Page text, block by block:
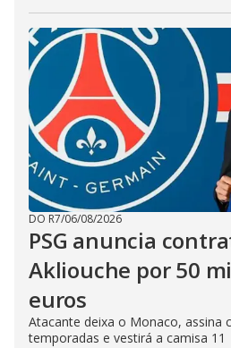
DO R7/06/08/2026
PSG anuncia
Akliouche por 50
euros
Atacante deixa o Monaco, assina
temporadas e vestirá a camisa 11